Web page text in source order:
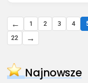
← 1 2 3 4
22
→
Najnowsze